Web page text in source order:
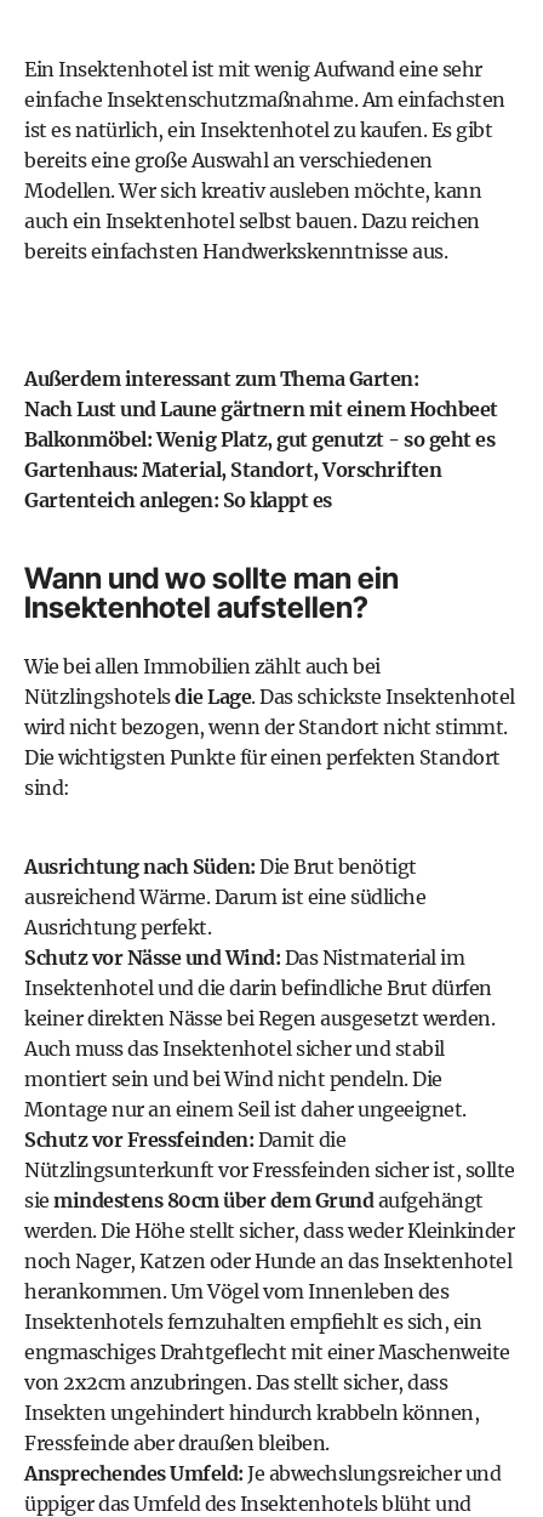
Ein Insektenhotel ist mit wenig Aufwand eine sehr
einfache Insektenschutzmaßnahme. Am einfachsten
ist es natürlich, ein Insektenhotel zu kaufen. Es gibt
bereits eine große Auswahl an verschiedenen
Modellen. Wer sich kreativ ausleben möchte, kann
auch ein Insektenhotel selbst bauen. Dazu reichen
bereits einfachsten Handwerkskenntnisse aus.
Außerdem interessant zum Thema Garten:
Nach Lust und Laune gärtnern mit einem Hochbeet
Balkonmöbel: Wenig Platz, gut genutzt - so geht es
Gartenhaus: Material, Standort, Vorschriften
Gartenteich anlegen: So klappt es
Wann und wo sollte man ein
Insektenhotel aufstellen?
Wie bei allen Immobilien zählt auch bei
Nützlingshotelsdie Lage. Das schickste Insektenhotel
wird nicht bezogen, wenn der Standort nicht stimmt.
Die wichtigsten Punkte für einen perfekten Standort
sind:
Ausrichtung nach Süden: Die Brut benötigt
ausreichend Wärme. Darum ist eine südliche
Ausrichtung perfekt.
Schutz vor Nässe und Wind: Das Nistmaterial im
Insektenhotel und die darin befindliche Brut dürfen
keiner direkten Nässe bei Regen ausgesetzt werden.
Auch muss das Insektenhotel sicher und stabil
montiert sein und bei Wind nicht pendeln. Die
Montage nur an einem Seil ist daher ungeeignet.
Schutz vor Fressfeinden: Damit die
Nützlingsunterkunft vor Fressfeinden sicher ist, sollte
sie mindestens 80cm über dem Grundaufgehängt
werden. Die Höhe stellt sicher, dass weder Kleinkinder
noch Nager, Katzen oder Hunde an das Insektenhotel
herankommen. Um Vögel vom Innenleben des
Insektenhotels fernzuhalten empfiehlt es sich, ein
engmaschiges Drahtgeflecht mit einer Maschenweite
von 2x2cm anzubringen. Das stellt sicher, dass
Insekten ungehindert hindurch krabbeln können,
Fressfeinde aber draußen bleiben.
Ansprechendes Umfeld: Je abwechslungsreicher und
üppiger das Umfeld des Insektenhotels blüht und